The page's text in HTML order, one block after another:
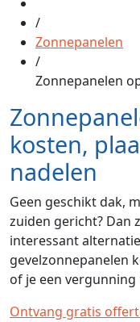
/
Zonnepanelen
/
Zonnepanelen
kosten,
nadelen
Geen geschikt dak,
zuiden gericht? Dan
interessant
gevelzonnepanelen
of je een
Ontvang gratis